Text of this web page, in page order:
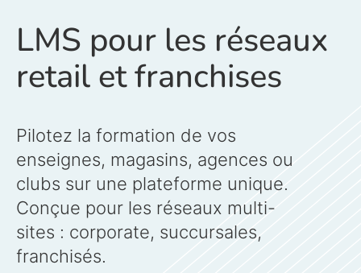
LMS pour les réseaux
retail et franchises
Pilotez la formation de vos
enseignes, magasins, agences ou
clubs sur une plateforme unique.
Conçue pour les réseaux multi-
sites : corporate, succursales,
franchisés.